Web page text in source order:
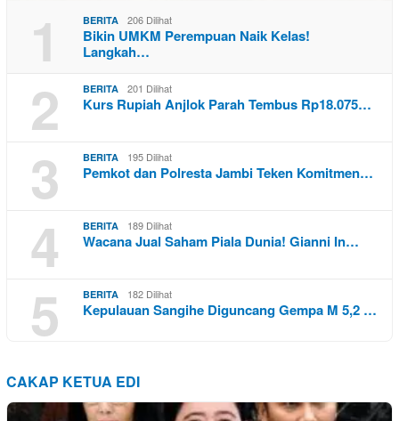
1 BERITA 206 Dilihat
Bikin UMKM Perempuan Naik Kelas!
Langkah…
2 BERITA 201 Dilihat
Kurs Rupiah Anjlok Parah Tembus Rp18.075…
3 BERITA 195 Dilihat
Pemkot dan Polresta Jambi Teken Komitmen…
4 BERITA 189 Dilihat
Wacana Jual Saham Piala Dunia! Gianni In…
5 BERITA 182 Dilihat
Kepulauan Sangihe Diguncang Gempa M 5,2 …
CAKAP KETUA EDI